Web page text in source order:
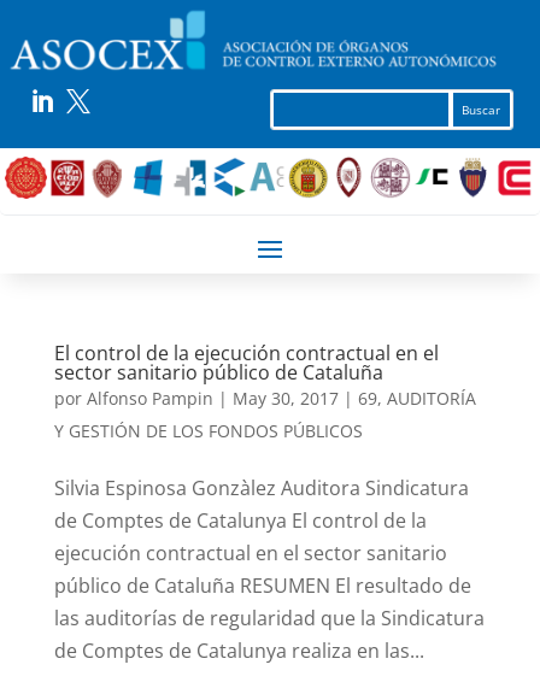
 
El control de la ejecución contractual en el
sector sanitario público de Cataluña
por Alfonso Pampin | May 30, 2017| 69, AUDITORÍA
Y GESTIÓN DE LOS FONDOS PÚBLICOS
Silvia Espinosa Gonzàlez Auditora Sindicatura
de Comptes de Catalunya El control de la
ejecución contractual en el sector sanitario
público de Cataluña RESUMEN El resultado de
las auditorías de regularidad que la Sindicatura
de Comptes de Catalunya realiza en las...